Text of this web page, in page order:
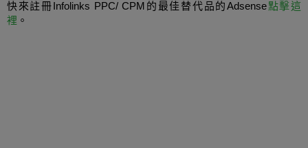
快來註冊Infolinks PPC/ CPM的最佳替代品的Adsense點擊這
裡 。